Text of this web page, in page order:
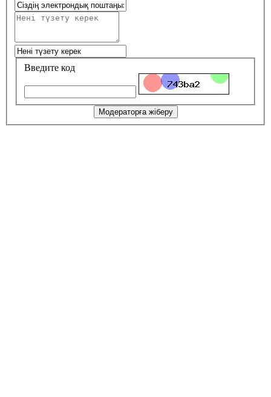
Введите код
Модераторға жіберу